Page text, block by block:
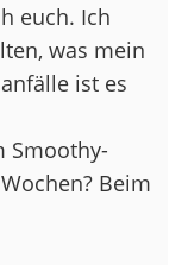
euch. Ich
was mein
ist es
Smoothy-
Beim